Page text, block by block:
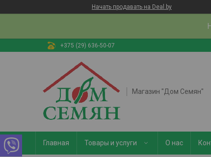
Начать продавать на Deal.by
+375 (29) 636-50-07
Магазин "Дом Семян"
Главная Товары и услуги О нас